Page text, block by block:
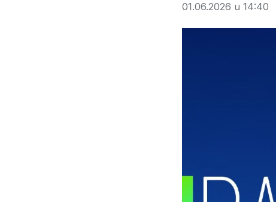
01.06.2026 u 14:40